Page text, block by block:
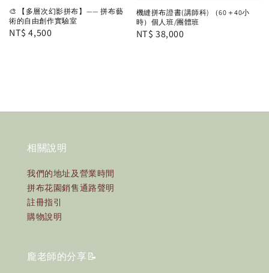
🎨 【多層次幻影拼布】—— 拼布藝
術的自由創作實驗室
Regular
NT$ 4,500
機縫拼布證書(講師科) （60＋40小
時）個人班/團體班
Regular
NT$ 38,000
相關說明
我們的地址及營業時間
拼布花園銷售通路聲明
註冊指引
購物說明
龐老師的分享📝